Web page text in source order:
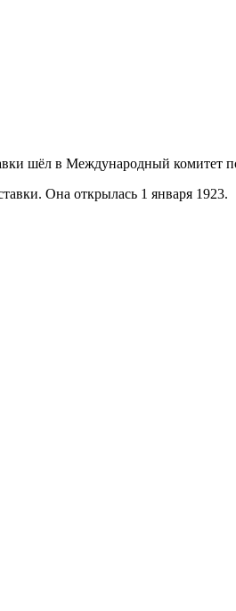
шёл в Международный
Она открылась 1 января 1923.